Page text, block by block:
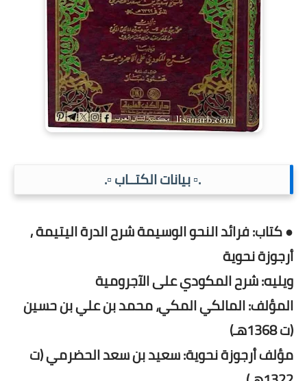
.▫️ بيانات الكتــاب ▫️.
● كتاب: فرائد النحو الوسيمة شرح الدرة اليتيمة ,
أرجوزة نحوية
ويليه: شرح المكودي على الآجرومية
المؤلف: المالكي المكي، محمد بن علي بن حسين
(ت 1368هـ)
مؤلف أرجوزة نحوية: سعيد بن سعد الحضرمي (ت